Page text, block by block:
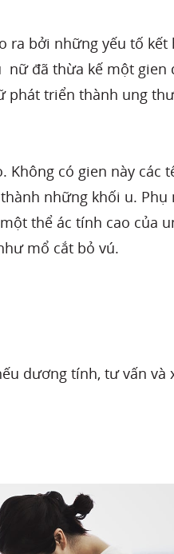
ra bởi những yếu tố kết
nữ đã thừa kế một gien
phát triển thành ung
Không có gien này các
những khối u. Phụ
thể ác tính cao của
mổ cắt bỏ vú.
dương tính, tư vấn và